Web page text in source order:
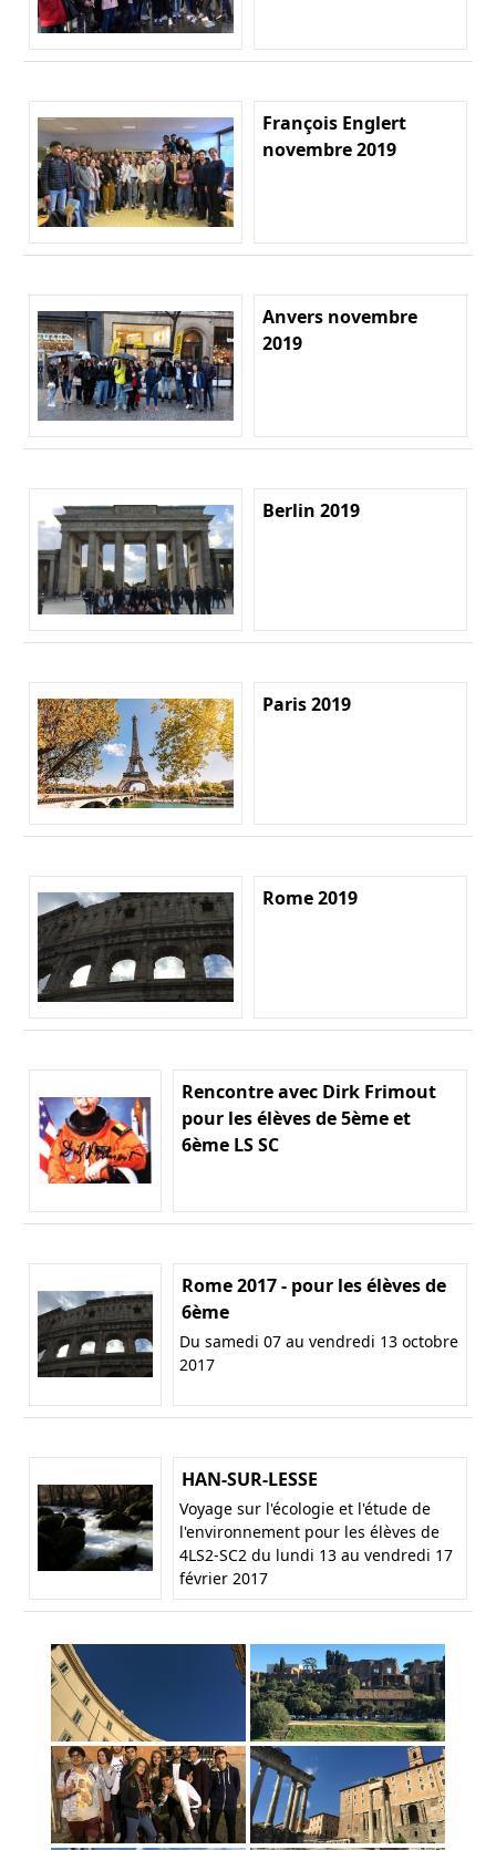
François Englert
novembre 2019
Anvers novembre
2019
Berlin 2019
Paris 2019
Rome 2019
Rencontre avec Dirk Frimout
pour les élèves de 5ème et
6ème LS SC
Rome 2017 - pour les élèves de
6ème
Du samedi 07 au vendredi 13 octobre
2017
HAN-SUR-LESSE
Voyage sur l'écologie et l'étude de
l'environnement pour les élèves de
4LS2-SC2 du lundi 13 au vendredi 17
février 2017